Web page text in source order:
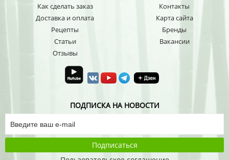
Как сделать заказ
Доставка и оплата
Рецепты
Статьи
Отзывы
Контакты
Карта сайта
Бренды
Вакансии
ПОДПИСКА НА НОВОСТИ
Подписаться